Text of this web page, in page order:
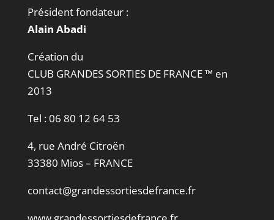
Président fondateur :
Alain Abadi
Création du
CLUB GRANDES SORTIES DE FRANCE ™ en
2013
Tel :06 80 12 64 53
4, rue André Citroën
33380 Mios – FRANCE
contact@grandessortiesdefrance.fr